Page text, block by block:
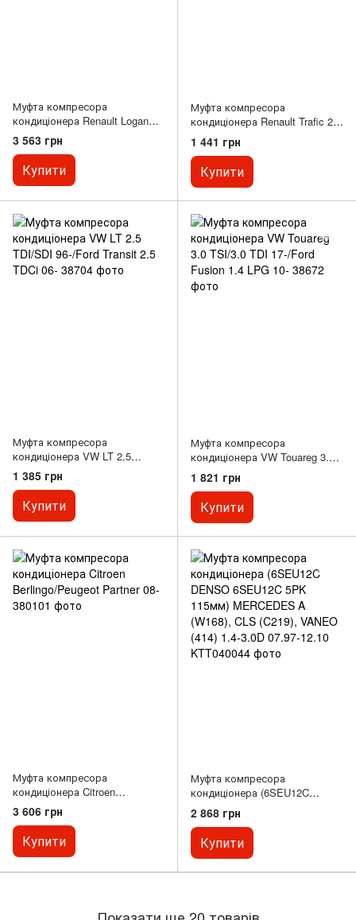
Муфта компресора
кондиціонера Renault Logan
1.5 dCi 08-/Sandero 1.6/1.5 dCi
13-
3 563 грн
Купити
Муфта компресора
кондиціонера Renault Trafic 2.0
dCi 06/Mitsubishi L200 2.5 TD
01-07
1 441 грн
Купити
Муфта компресора
кондиціонера VW LT 2.5
TDI/SDI 96-/Ford Transit 2.5
TDCi 06-
1 385 грн
Купити
Муфта компресора
кондиціонера VW Touareg 3.0
TSI/3.0 TDI 17-/Ford Fusion 1.4
LPG 10-
1 821 грн
Купити
Муфта компресора
кондиціонера Citroen
Berlingo/Peugeot Partner 08-
3 606 грн
Купити
Муфта компресора
кондиціонера (6SEU12C
DENSO 6SEU12C 5PK 115мм)
MERCEDES A (W168), CLS
(C219), VANEO (414) 1.4-3.0D
07.97-12.10
2 868 грн
Купити